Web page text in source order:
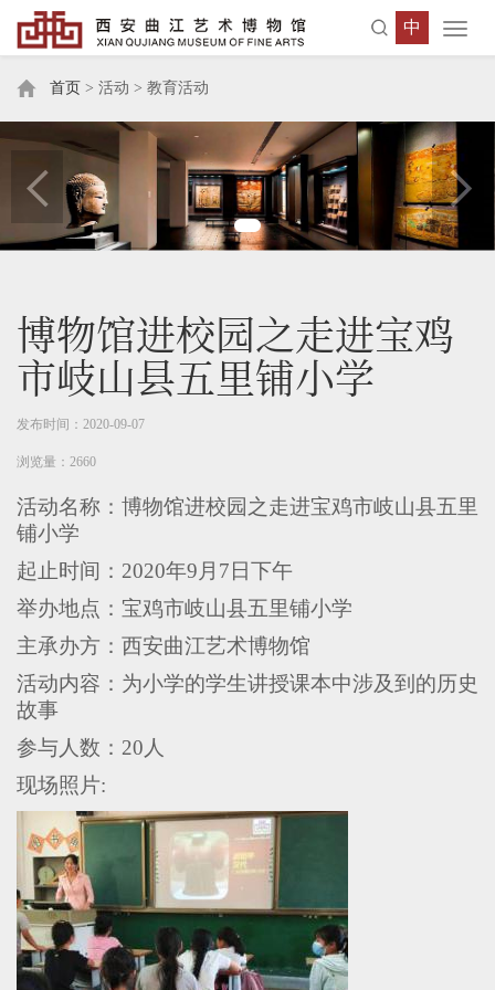
中
首页 > 活动 > 教育活动
博物馆进校园之走进宝鸡
市岐山县五里铺小学
发布时间：2020-09-07
浏览量：2660
活动名称：博物馆进校园之走进宝鸡市岐山县五里
铺小学
起止时间： 2020年9月7日下午
举办地点：宝鸡市岐山县五里铺小学
主承办方：西安曲江艺术博物馆
活动内容：为小学的学生讲授课本中涉及到的历史
故事
参与人数： 20人
现场照片: